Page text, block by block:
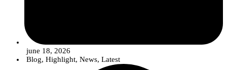
june 18, 2026
Blog, Highlight, News, Latest